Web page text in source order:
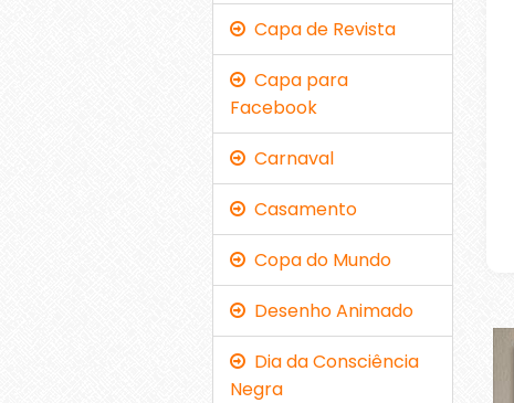
Capa de Revista
Capa para
Facebook
Carnaval
Casamento
Copa do Mundo
Desenho Animado
Dia da Consciência
Negra